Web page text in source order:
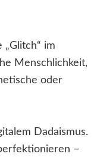
im
Menschlichkeit,
oder
Dadaismus.
–